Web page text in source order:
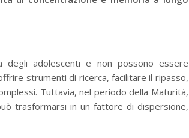
adolescenti e non possono essere
strumenti di ricerca, facilitare il ripasso,
Tuttavia, nel periodo della Maturità,
trasformarsi in un fattore di dispersione,